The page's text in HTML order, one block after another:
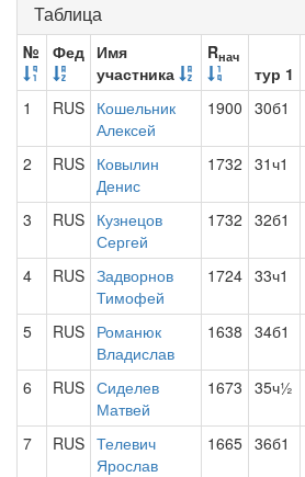
Таблица
№ Фед Имя
участника
Rнач
тур 1
1
RUS Кошельник
Алексей
1900 30б1
2 RUS Ковылин
Денис
1732 31ч1
3 RUS Кузнецов
Сергей
1732 32б1
4 RUS Задворнов
Тимофей
1724 33ч1
5 RUS Романюк
Владислав
1638 34б1
6 RUS Сиделев
Матвей
1673 35ч½
7 RUS Телевич
Ярослав
1665 36б1